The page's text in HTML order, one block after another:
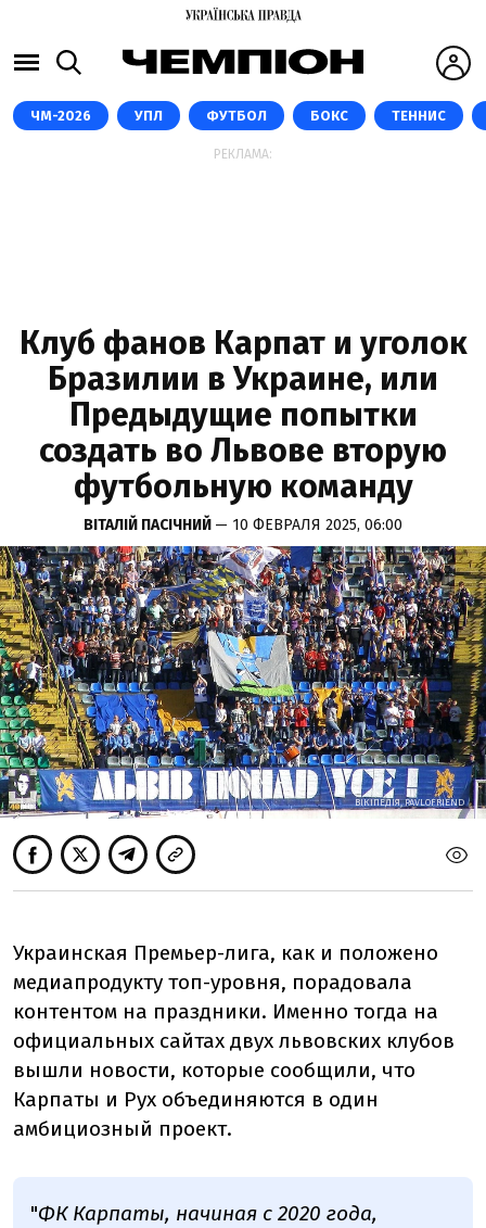
ЧМ-2026 УПЛ ФУТБОЛ БОКС ТЕННИС
РЕКЛАМА:
Клуб фанов Карпат и уголок
Бразилии в Украине, или
Предыдущие попытки
создать во Львове вторую
футбольную команду
ВІТАЛІЙ ПАСІЧНИЙ — 10 ФЕВРАЛЯ 2025, 06:00
ВІКІПЕДІЯ, PAVLOFRIEND
Украинская Премьер-лига, как и положено
медиапродукту топ-уровня, порадовала
контентом на праздники. Именно тогда на
официальных сайтах двух львовских клубов
вышли новости, которые сообщили, что
Карпаты и Рух объединяются в один
амбициозный проект.
"ФК Карпаты, начиная с 2020 года,